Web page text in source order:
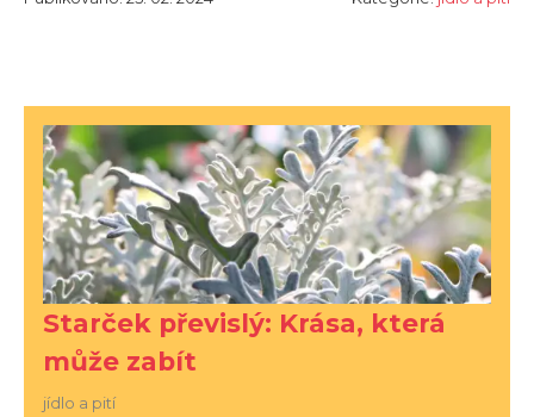
Starček převislý: Krása, která
může zabít
jídlo a pití